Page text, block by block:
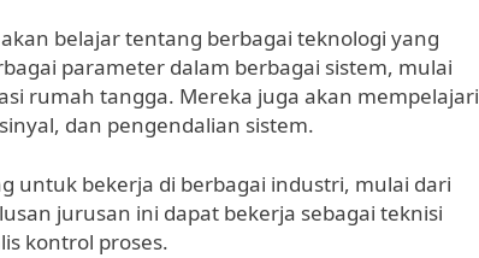
belajar tentang berbagai teknologi yang
parameter dalam berbagai sistem, mulai
rumah tangga. Mereka juga akan mempelajari
dan pengendalian sistem.
untuk bekerja di berbagai industri, mulai dari
jurusan ini dapat bekerja sebagai teknisi
kontrol proses.